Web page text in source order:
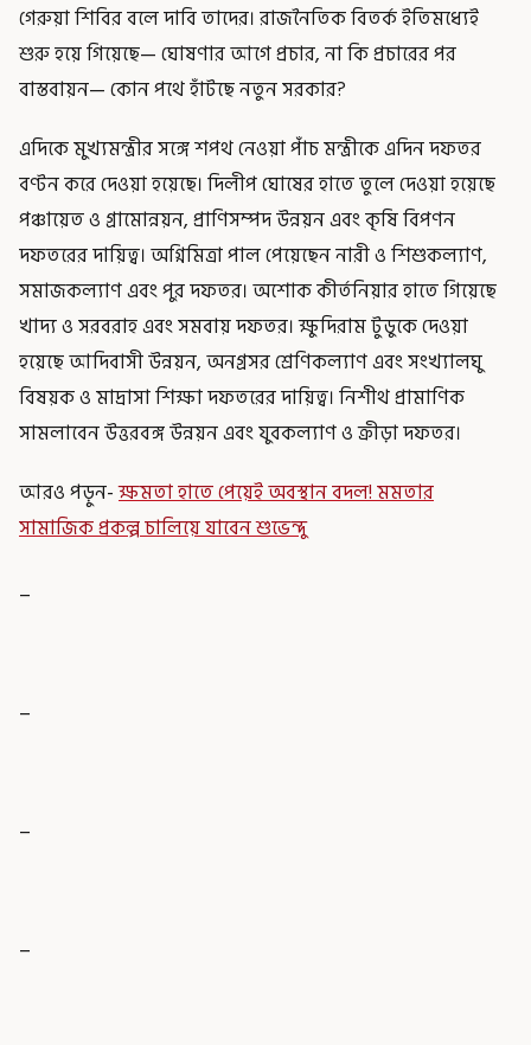
গেরুয়া শিবির বলে দাবি তাদের। রাজনৈতিক বিতর্ক ইতিমধ্যেই
শুরু হয়ে গিয়েছে— ঘোষণার আগে প্রচার, না কি প্রচারের পর
বাস্তবায়ন— কোন পথে হাঁটছে নতুন সরকার?
এদিকে মুখ্যমন্ত্রীর সঙ্গে শপথ নেওয়া পাঁচ মন্ত্রীকে এদিন দফতর
বণ্টন করে দেওয়া হয়েছে। দিলীপ ঘোষের হাতে তুলে দেওয়া হয়েছে
পঞ্চায়েত ও গ্রামোন্নয়ন, প্রাণিসম্পদ উন্নয়ন এবং কৃষি বিপণন
দফতরের দায়িত্ব। অগ্নিমিত্রা পাল পেয়েছেন নারী ও শিশুকল্যাণ,
সমাজকল্যাণ এবং পুর দফতর। অশোক কীর্তনিয়ার হাতে গিয়েছে
খাদ্য ও সরবরাহ এবং সমবায় দফতর। ক্ষুদিরাম টুডুকে দেওয়া
হয়েছে আদিবাসী উন্নয়ন, অনগ্রসর শ্রেণিকল্যাণ এবং সংখ্যালঘু
বিষয়ক ও মাদ্রাসা শিক্ষা দফতরের দায়িত্ব। নিশীথ প্রামাণিক
সামলাবেন উত্তরবঙ্গ উন্নয়ন এবং যুবকল্যাণ ও ক্রীড়া দফতর।
আরও পড়ুন-ক্ষমতা হাতে পেয়েই অবস্থান বদল! মমতার
সামাজিক প্রকল্প চালিয়ে যাবেন শুভেন্দু
_
_
_
_